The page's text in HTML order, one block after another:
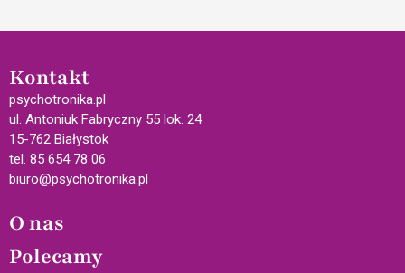
Kontakt
psychotronika.pl
ul. Antoniuk Fabryczny 55 lok. 24
15-762 Białystok
tel. 85 654 78 06
biuro@psychotronika.pl
O nas
Polecamy